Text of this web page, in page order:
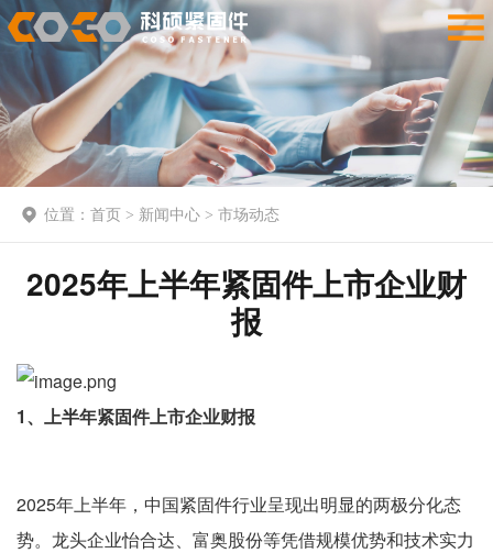
位置： 首页 > 新闻中心 > 市场动态
2025年上半年紧固件上市企业财
报
1、上半年紧固件上市企业财报
2025年上半年，中国紧固件行业呈现出明显的两极分化态
势。龙头企业怡合达、富奥股份等凭借规模优势和技术实力